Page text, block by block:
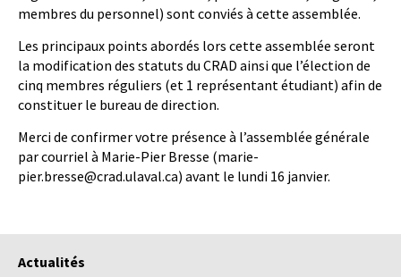
membres du personnel) sont conviés à cette assemblée.
Les principaux points abordés lors cette assemblée seront
la modification des statuts du CRAD ainsi que l’élection de
cinq membres réguliers (et 1 représentant étudiant) afin de
constituer le bureau de direction.
Merci de confirmer votre présence à l’assemblée générale
par courriel à Marie-Pier Bresse (marie-
pier.bresse@crad.ulaval.ca) avant le lundi 16 janvier.
Actualités